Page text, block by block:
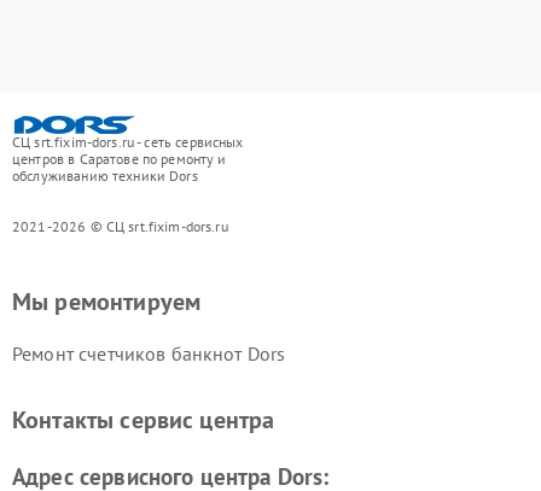
СЦ srt.fixim-dors.ru - сеть сервисных
центров в Саратове по ремонту и
обслуживанию техники Dors
2021-2026 © СЦ srt.fixim-dors.ru
Мы ремонтируем
Ремонт счетчиков банкнот Dors
Контакты сервис центра
Адрес сервисного центра Dors: